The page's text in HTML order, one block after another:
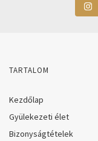
TARTALOM
Kezdőlap
Gyülekezeti élet
Bizonyságtételek